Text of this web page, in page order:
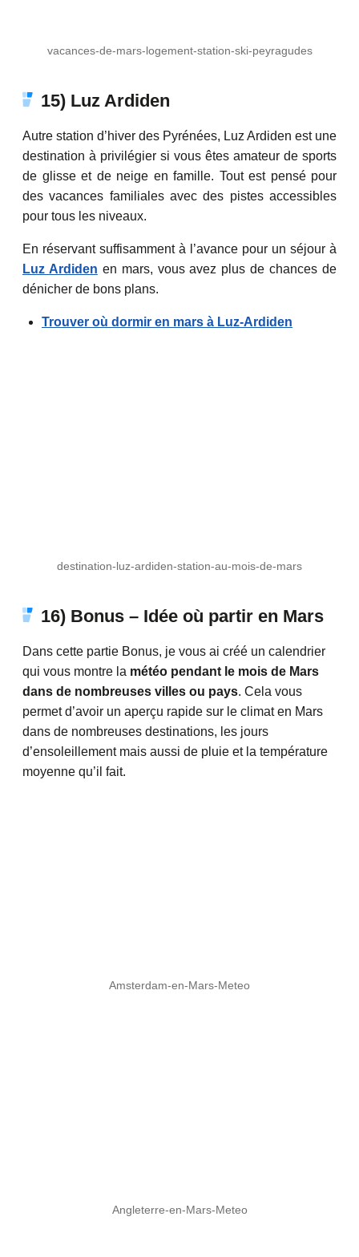
vacances-de-mars-logement-station-ski-peyragudes
15) Luz Ardiden
Autre station d’hiver des Pyrénées, Luz Ardiden est une
destination à privilégier si vous êtes amateur de sports
de glisse et de neige en famille. Tout est pensé pour
des vacances familiales avec des pistes accessibles
pour tous les niveaux.
En réservant suffisamment à l’avance pour un séjour à
Luz Ardiden en mars, vous avez plus de chances de
dénicher de bons plans.
Trouver où dormir en mars à Luz-Ardiden
destination-luz-ardiden-station-au-mois-de-mars
16) Bonus – Idée où partir en Mars
Dans cette partie Bonus, je vous ai créé un calendrier
qui vous montre la météo pendant le mois de Mars
dans de nombreuses villes ou pays. Cela vous
permet d’avoir un aperçu rapide sur le climat en Mars
dans de nombreuses destinations, les jours
d’ensoleillement mais aussi de pluie et la température
moyenne qu’il fait.
Amsterdam-en-Mars-Meteo
Angleterre-en-Mars-Meteo